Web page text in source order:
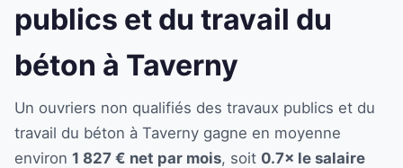
publics et du travail du
béton à Taverny
Un ouvriers non qualifiés des travaux publics et du
travail du béton à Taverny gagne en moyenne
environ 1 827 € net par mois, soit 0.7× le salaire